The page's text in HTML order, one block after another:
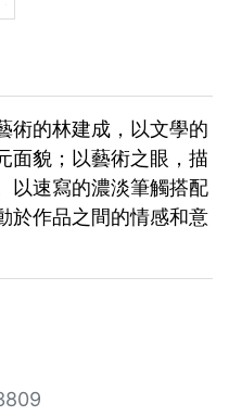
術的林建成，以文學的
面貌；以藝術之眼，描
以速寫的濃淡筆觸搭配
於作品之間的情感和意